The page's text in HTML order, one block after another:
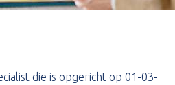
die is opgericht op 01-03-